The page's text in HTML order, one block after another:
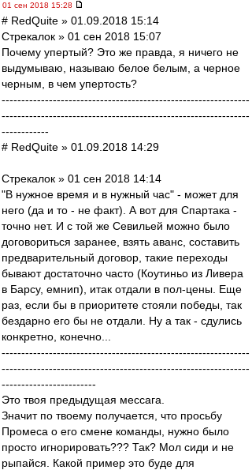
01 сен 2018 15:28
# RedQuite » 01.09.2018 15:14
Стрекалок » 01 сен 2018 15:07
Почему упертый? Это же правда, я ничего не
выдумываю, называю белое белым, а черное
черным, в чем упертость?
---------------------------------------------------------------
---------------------------------------------------------------
------------
# RedQuite » 01.09.2018 14:29
Стрекалок » 01 сен 2018 14:14
"В нужное время и в нужный час" - может для
него (да и то - не факт). А вот для Спартака -
точно нет. И с той же Севильей можно было
договориться заранее, взять аванс, составить
предварительный договор, такие переходы
бывают достаточно часто (Коутиньо из Ливера
в Барсу, емнип), итак отдали в пол-цены. Еще
раз, если бы в приоритете стояли победы, так
бездарно его бы не отдали. Ну а так - сдулись
конкретно, конечно...
---------------------------------------------------------------
---------------------------------------------------------------
------------------------
Это твоя предыдущая мессага.
Значит по твоему получается, что просьбу
Промеса о его смене команды, нужно было
просто игнорировать??? Так? Мол сиди и не
рыпайся. Какой пример это буде для